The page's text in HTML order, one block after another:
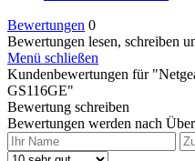
Bewertungen 0
Bewertungen lesen, schreiben
Menü schließen
Kundenbewertungen für
GS116GE"
Bewertung schreiben
Bewertungen werden nach